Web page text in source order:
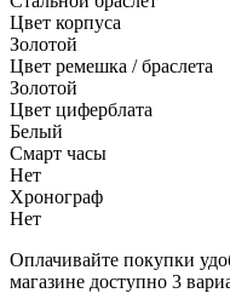
Цвет корпуса
Золотой
Цвет ремешка / браслета
Золотой
Цвет циферблата
Белый
Смарт часы
Нет
Хронограф
Нет
Оплачивайте покупки
магазине доступно 3